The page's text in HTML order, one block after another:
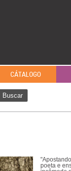
CÁTALOGO
Buscar
poeta e